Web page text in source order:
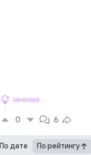
мнения
0 6
По дате По рейтингу